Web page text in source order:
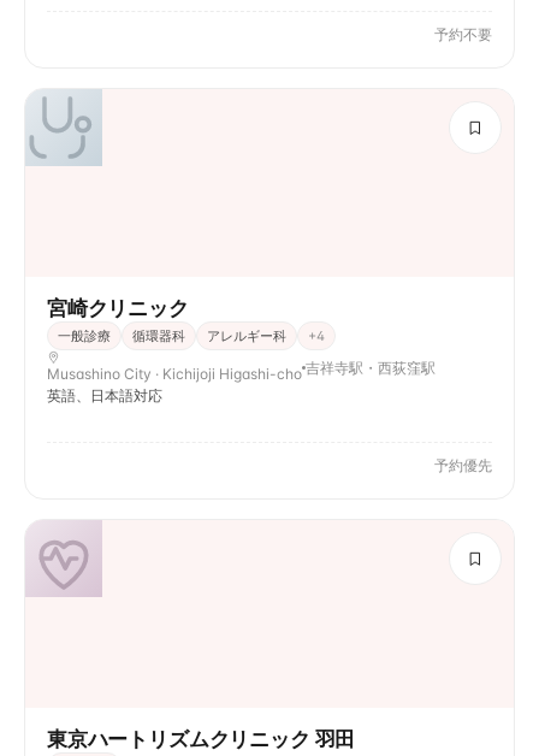
予約不要
宮崎クリニック
一般診療 循環器科 アレルギー科 +4
Musashino City · Kichijoji Higashi-cho 吉祥寺駅・西荻窪駅
英語、日本語対応
予約優先
東京ハートリズムクリニック 羽田